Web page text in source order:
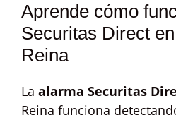
Aprende cómo
Securitas Direct
Reina
La alarma Securitas
Reina funciona